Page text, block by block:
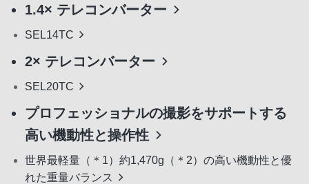
1.4× テレコンバーター
SEL14TC
2× テレコンバーター
SEL20TC
プロフェッショナルの撮影をサポートする
高い機動性と操作性
世界最軽量（＊1）約1,470g（＊2）の高い機動性と優
れた重量バランス